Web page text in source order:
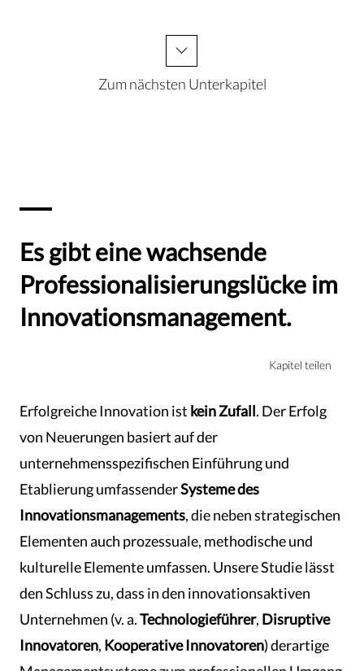
Zum nächsten Unterkapitel
Es gibt eine wachsende
Professionalisierungslücke im
Innovationsmanagement.
Kapitel teilen
Erfolgreiche Innovation ist kein Zufall. Der Erfolg
von Neuerungen basiert auf der
unternehmensspezifischen Einführung und
Etablierung umfassenderSysteme des
Innovationsmanagements, die neben strategischen
Elementen auch prozessuale, methodische und
kulturelle Elemente umfassen. Unsere Studie lässt
den Schluss zu, dass in den innovationsaktiven
Unternehmen (v. a.Technologieführer, Disruptive
Innovatoren, Kooperative Innovatoren) derartige